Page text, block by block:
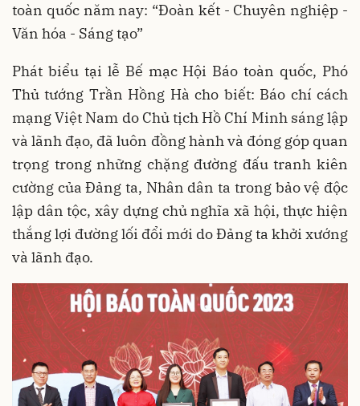
toàn quốc năm nay: “Đoàn kết - Chuyên nghiệp -
Văn hóa - Sáng tạo”
Phát biểu tại lễ Bế mạc Hội Báo toàn quốc, Phó
Thủ tướng Trần Hồng Hà cho biết: Báo chí cách
mạng Việt Nam do Chủ tịch Hồ Chí Minh sáng lập
và lãnh đạo, đã luôn đồng hành và đóng góp quan
trọng trong những chặng đường đấu tranh kiên
cường của Đảng ta, Nhân dân ta trong bảo vệ độc
lập dân tộc, xây dựng chủ nghĩa xã hội, thực hiện
thắng lợi đường lối đổi mới do Đảng ta khởi xướng
và lãnh đạo.